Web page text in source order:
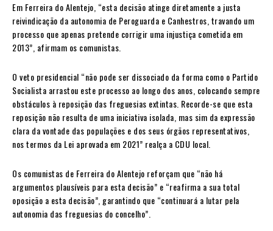
Em Ferreira do Alentejo, “esta decisão atinge diretamente a justa
reivindicação da autonomia de Peroguarda e Canhestros, travando um
processo que apenas pretende corrigir uma injustiça cometida em
2013”, afirmam os comunistas.
O veto presidencial “não pode ser dissociado da forma como o Partido
Socialista arrastou este processo ao longo dos anos, colocando sempre
obstáculos à reposição das freguesias extintas. Recorde-se que esta
reposição não resulta de uma iniciativa isolada, mas sim da expressão
clara da vontade das populações e dos seus órgãos representativos,
nos termos da Lei aprovada em 2021” realça a CDU local.
Os comunistas de Ferreira do Alentejo reforçam que “não há
argumentos plausíveis para esta decisão” e “reafirma a sua total
oposição a esta decisão”, garantindo que “continuará a lutar pela
autonomia das freguesias do concelho”.